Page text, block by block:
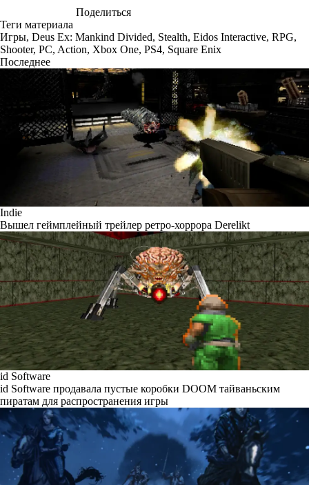
Поделиться
Теги материала
Игры, Deus Ex: Mankind Divided, Stealth, Eidos Interactive, RPG,
Shooter, PC, Action, Xbox One, PS4, Square Enix
Последнее
Indie
Вышел геймплейный трейлер ретро-хоррора Derelikt
id Software
id Software продавала пустые коробки DOOM тайваньским
пиратам для распространения игры